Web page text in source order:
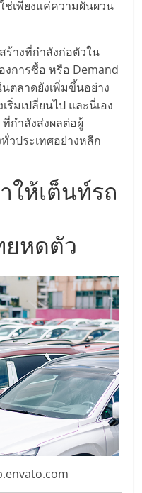
ช่เพียงแค่ความผันผวน
ร้างที่กำลังก่อตัวใน
การซื้อ หรือ Demand
ตลาดยังเพิ่มขึ้นอย่าง
ริ่มเปลี่ยนไป และนี่เอง
กำลังส่งผลต่อผู้
วประเทศอย่างหลีก
ให้เต็นท์รถ
ยหดตัว